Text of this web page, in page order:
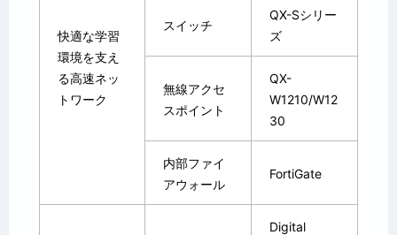
快適な学習
環境を支え
る高速ネッ
トワーク
スイッチ
QX-Sシリー
ズ
無線アクセ
スポイント
QX-
W1210/W12
30
内部ファイ
アウォール
FortiGate
Digital